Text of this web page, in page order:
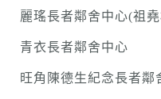
麗瑤長者鄰舍中心(祖
青衣長者鄰舍中
旺角陳德生紀念長者